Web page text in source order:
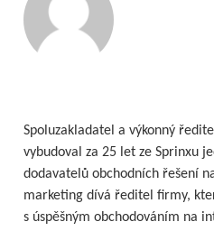
Spoluzakladatel a výkonný
vybudoval za 25 let ze Sprinxu
dodavatelů obchodních řešení
marketing dívá ředitel firmy,
s úspěšným obchodováním na